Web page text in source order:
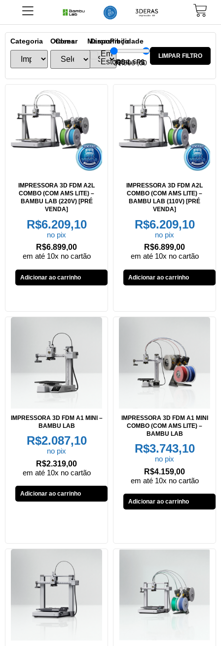
Categoria Cores Marcas
Ordenar Disponibilidade
Em
Estoque
Preço
R$1.650
,00—R$
37.900 ,00
LIMPAR FILTRO
IMPRESSORA 3D FDM A2L
COMBO (COM AMS LITE) –
BAMBU LAB (220V) [PRÉ
VENDA]
R$6.209,10
no pix
R$6.899,00
em até 10x no cartão
Adicionar ao carrinho
IMPRESSORA 3D FDM A2L
COMBO (COM AMS LITE) –
BAMBU LAB (110V) [PRÉ
VENDA]
R$6.209,10
no pix
R$6.899,00
em até 10x no cartão
Adicionar ao carrinho
IMPRESSORA 3D FDM A1 MINI –
BAMBU LAB
R$2.087,10
no pix
R$2.319,00
em até 10x no cartão
Adicionar ao carrinho
IMPRESSORA 3D FDM A1 MINI
COMBO (COM AMS LITE) –
BAMBU LAB
R$3.743,10
no pix
R$4.159,00
em até 10x no cartão
Adicionar ao carrinho